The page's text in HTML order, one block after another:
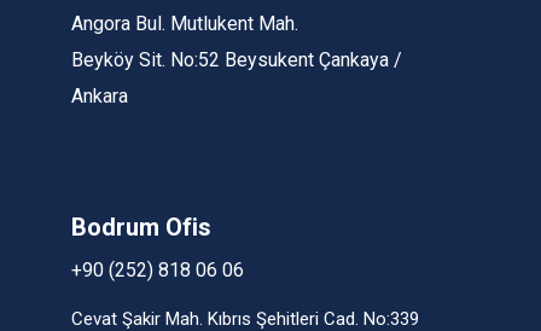
Angora Bul. Mutlukent Mah.
Beyköy Sit. No:52 Beysukent Çankaya /
Ankara
Bodrum Ofis
+90 (252) 818 06 06
Cevat Şakir Mah. Kıbrıs Şehitleri Cad. No:339